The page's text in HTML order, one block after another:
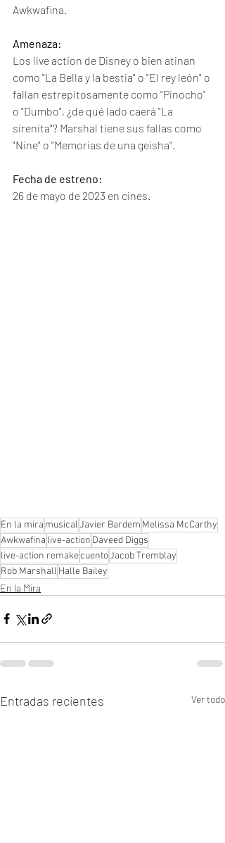
Awkwafina.
Amenaza:
Los live action de Disney o bien atinan
como "La Bella y la bestia" o "El rey león" o
fallan estrepitosamente como "Pinocho"
o "Dumbo", ¿de qué lado caerá "La
sirenita"? Marshal tiene sus fallas como
"Nine" o "Memorias de una geisha".
Fecha de estreno:
26 de mayo de 2023 en cines.
En la mira musicalJavier Bardem Melissa McCarthy
Awkwafina live-action Daveed Diggs
live-action remakecuentoJacob Tremblay
Rob Marshall Halle Bailey
En la Mira
Entradas recientes Ver todo